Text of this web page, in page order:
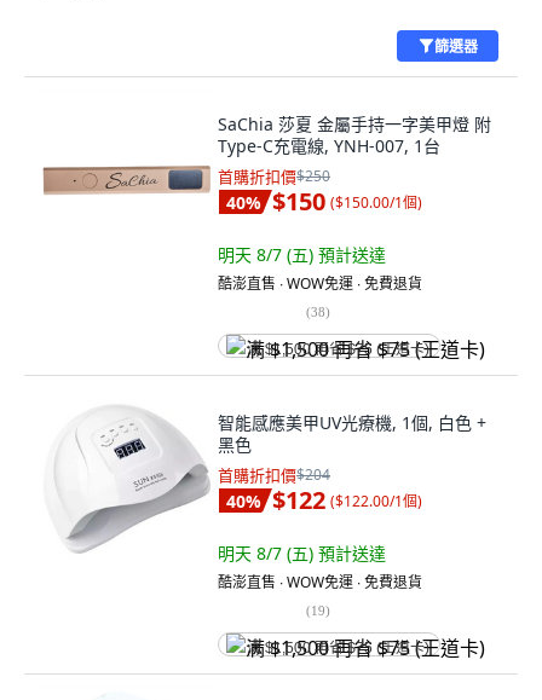
篩選器
SaChia 莎夏 金屬手持一字美甲燈 附
Type-C充電線, YNH-007, 1台
首購折扣價$250
40% $150 ($150.00/1個)
明天 8/7 (五) 預計送達
酷澎直售 ∙ WOW免運 ∙ 免費退貨
(38)
满 $1,500 再省 $75 (王道卡)
智能感應美甲UV光療機, 1個, 白色 +
黑色
首購折扣價$204
40% $122 ($122.00/1個)
明天 8/7 (五) 預計送達
酷澎直售 ∙ WOW免運 ∙ 免費退貨
(19)
满 $1,500 再省 $75 (王道卡)